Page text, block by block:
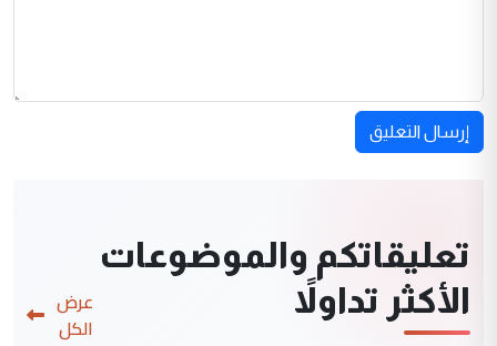
إرسال التعليق
تعليقاتكم والموضوعات
الأكثر تداولاً
عرض
الكل